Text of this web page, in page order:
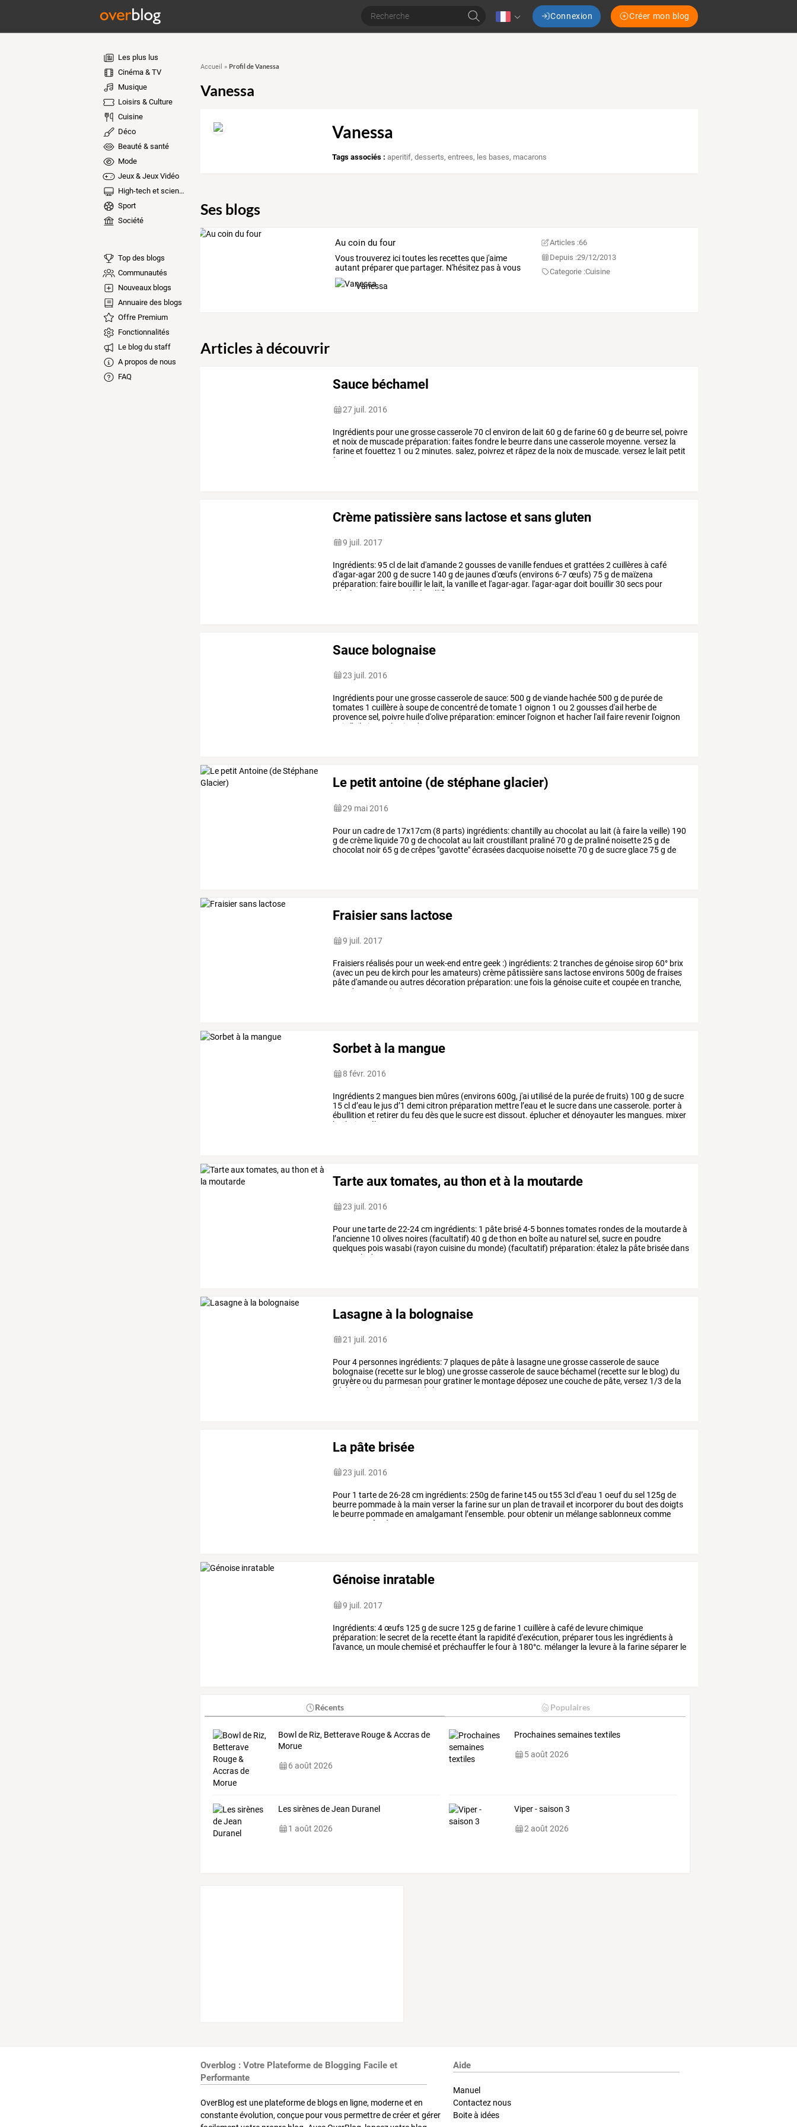
Connexion Créer mon blog
Les plus lus
Cinéma & TV
Musique
Loisirs & Culture
Cuisine
Déco
Beauté & santé
Mode
Jeux & Jeux Vidéo
High-tech et sciences
Sport
Société
Top des blogs
Communautés
Nouveaux blogs
Annuaire des blogs
Offre Premium
Fonctionnalités
Le blog du staff
A propos de nous
FAQ
Accueil » Profil de Vanessa
Vanessa
Vanessa
Tags associés : aperitif,desserts,entrees, les bases, macarons
Ses blogs
Au coin du four
Vous trouverez ici toutes les recettes que j'aime
autant préparer que partager. N'hésitez pas à vous
abonner !!!
Vanessa
Articles :66
Depuis :29/12/2013
Categorie :Cuisine
Articles à découvrir
Sauce béchamel
27 juil. 2016
Ingrédients pour unegrossecasserole70 cl environ de lait 60 g defarine 60 g de beurresel, poivre
et noixde muscade préparation:faitesfondre le beurredans unecasserole moyenne. versez la
farineet fouettez 1 ou 2 minutes. salez, poivrezet râpezde la noixde muscade. versez le lait petit
à
petit
Crème patissière sans lactose et sans gluten
9 juil. 2017
Ingrédients:95cl de lait d'amande2 goussesdevanillefendueset grattées2 cuillèresà café
d'agar-agar200 g desucre 140 g de jaunesd'œufs (environs 6-7œufs) 75g de maïzena
préparation:faire bouillir le lait, la vanilleet l'agar-agar. l'agar-agardoit bouillir30 secs pour
développer
propriétés gélifiantes.
Sauce bolognaise
23 juil. 2016
Ingrédients pour unegrossecasseroledesauce: 500 g deviande hachée 500 g de puréede
tomates 1 cuillèreà soupedeconcentrédetomate 1 oignon 1 ou 2 goussesd'ail herbede
provencesel, poivre huiled'olive préparation:emincer l'oignon et hacher l'ail faire revenir l'oignon
puis
l'ail ajouter la viande
Le petit antoine (de stéphane glacier)
29 mai 2016
Pour un cadrede 17x17cm (8 parts) ingrédients:chantillyau chocolat au lait (à faire la veille) 190
g decrème liquide70 g dechocolat au lait croustillant praliné70 g de praliné noisette25g de
chocolat noir 65g decrêpes "gavotte"écraséesdacquoise noisette70 g desucreglace75g de
Fraisier sans lactose
9 juil. 2017
Fraisiers réalisés pour un week-end entregeek :) ingrédients:2tranchesdegénoisesirop 60° brix
(avec un peu de kirch pour lesamateurs) crème pâtissièresans lactoseenvirons 500g defraises
pâted'amandeou autresdécoration préparation: unefois la génoisecuiteet coupéeen tranche,
prendre
cercle de
Sorbet à la mangue
8 févr. 2016
Ingrédients2 mangues bien mûres (environs 600g, j'ai utiliséde la puréedefruits) 100 g desucre
15cl d’eau le jusd’1 demicitron préparation mettre l’eau et lesucredans unecasserole. porterà
ébullition et retirerdu feu dèsque lesucreest dissout. éplucheret dénoyauter les mangues. mixer
la
chair. mélanger
Tarte aux tomates, au thon et à la moutarde
23 juil. 2016
Pour unetartede22-24cm ingrédients: 1 pâte brisé4-5 bonnestomates rondesde la moutardeà
l’ancienne 10 olives noires (facultatif) 40 g dethon en boîteau naturel sel, sucreen poudre
quelques poiswasabi (rayon cuisinedu monde) (facultatif) préparation:étalez la pâte briséedans
moule de
Lasagne à la bolognaise
21 juil. 2016
Pour4 personnes ingrédients:7 plaquesde pâteà lasagne unegrossecasseroledesauce
bolognaise (recettesur le blog) unegrossecasseroledesauce béchamel (recettesur le blog) du
gruyèreou du parmesan pourgratiner le montagedéposez unecouchede pâte, versez 1/3 de la
béchamel,
puis la moitié de la
La pâte brisée
23 juil. 2016
Pour 1 tartede26-28 cm ingrédients:250g defarinet45ou t553cl d’eau 1 oeufdu sel 125g de
beurre pommadeà la main verser la farinesur un plan detravail et incorporerdu bout desdoigts
le beurre pommadeen amalgamant l’ensemble. pourobtenir un mélangesablonneuxcomme
pâte à
Génoise inratable
9 juil. 2017
Ingrédients:4œufs 125g desucre 125g defarine 1 cuillèreà caféde levurechimique
préparation: lesecret de la recetteétant la rapiditéd'exécution, préparertous les ingrédientsà
l'avance, un moulechemiséet préchauffer lefourà 180°c. mélanger la levureà la farineséparer le
Récents Populaires
Bowl de Riz, Betterave Rouge & Accras de
Morue
6 août 2026
Prochaines semaines textiles
5 août 2026
Les sirènes de Jean Duranel
1 août 2026
Viper - saison 3
2 août 2026
Overblog : Votre Plateforme de Blogging Facile et
Performante
OverBlog est une plateforme de blogs en ligne, moderne et en
constante évolution, conçue pour vous permettre de créer et gérer
Aide
Manuel
Contactez nous
Boite à idées